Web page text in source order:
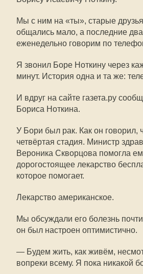
Мы с ним на «ты», старые
общались мало, а последние два
еженедельно говорим по
Я звонил Боре Ноткину через
минут. История одна и та же:
И вдруг на сайте газета.ру
Бориса Ноткина.
У Бори был рак. Как он говорил,
четвёртая стадия. Министр
Вероника Скворцова помогла
дорогостоящее лекарство
которое помогает.
Лекарство американское.
Мы обсуждали его болезнь
он был настроен оптимистично.
— Будем жить, как живём,
вопреки всему. Я пока никакой